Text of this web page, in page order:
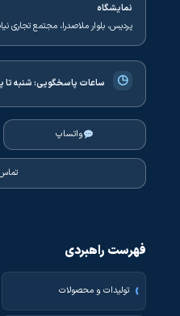
نمایشگاه
پردیس، بلوار ملاصدرا، مجتمع تجاری
◷ ساعات پاسخگویی:شنبه تا
واتساپ
فهرست راهبردی
تولیدات و محصولات